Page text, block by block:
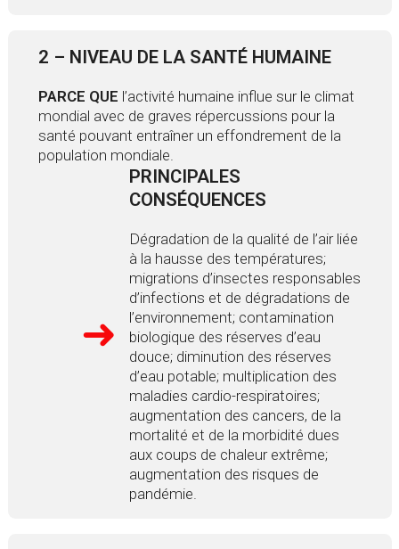
2 – NIVEAU DE LA SANTÉ HUMAINE
PARCE QUE l’activité humaine influe sur le climat
mondial avec de graves répercussions pour la
santé pouvant entraîner un effondrement de la
population mondiale.
PRINCIPALES
CONSÉQUENCES
Dégradation de la qualité de l’air liée
à la hausse des températures;
migrations d’insectes responsables
d’infections et de dégradations de
l’environnement; contamination
biologique des réserves d’eau
douce; diminution des réserves
d’eau potable; multiplication des
maladies cardio-respiratoires;
augmentation des cancers, de la
mortalité et de la morbidité dues
aux coups de chaleur extrême;
augmentation des risques de
pandémie.